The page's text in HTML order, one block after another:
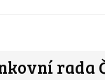
rada